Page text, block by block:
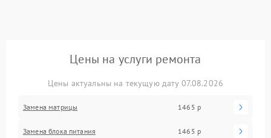
Цены на услуги ремонта
Цены актуальны на текущую дату 07.08.2026
Замена матрицы 1465 р
Замена блока питания 1465 р